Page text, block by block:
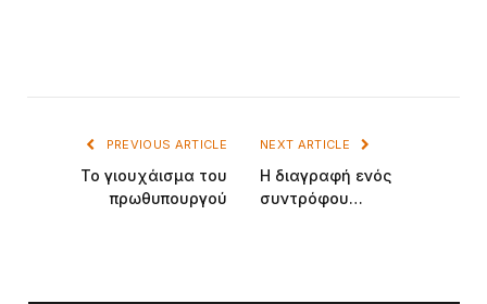
PREVIOUS ARTICLE
Το γιουχάισμα του
πρωθυπουργού
NEXT ARTICLE
Η διαγραφή ενός
συντρόφου…